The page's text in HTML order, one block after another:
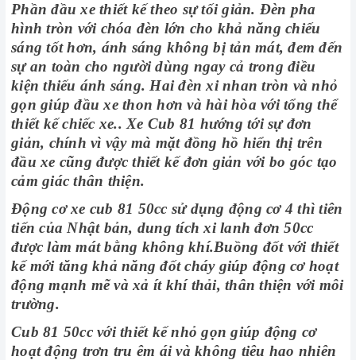
Phần đầu xe thiết kế theo sự tối giản. Đèn pha
hình tròn với chóa đèn lớn cho khả năng chiếu
sáng tốt hơn, ánh sáng không bị tản mát, đem đến
sự an toàn cho người dùng ngay cả trong điều
kiện thiếu ánh sáng. Hai đèn xi nhan tròn và nhỏ
gọn giúp đầu xe thon hơn và hài hòa với tổng thể
thiết kế chiếc xe.. Xe Cub 81 hướng tới sự đơn
giản, chính vì vậy mà mặt đồng hồ hiển thị trên
đầu xe cũng được thiết kế đơn giản với bo góc tạo
cảm giác thân thiện.
Động cơ xe cub 81 50cc sử dụng động cơ 4 thì tiên
tiến của Nhật bản, dung tích xi lanh đơn 50cc
được làm mát bằng không khí.Buồng đốt với thiết
kế mới tăng khả năng đốt cháy giúp động cơ hoạt
động mạnh mẽ và xả ít khí thải, thân thiện với môi
trường.
Cub 81 50cc với thiết kế nhỏ gọn giúp động cơ
hoạt động trơn tru êm ái và không tiêu hao nhiên